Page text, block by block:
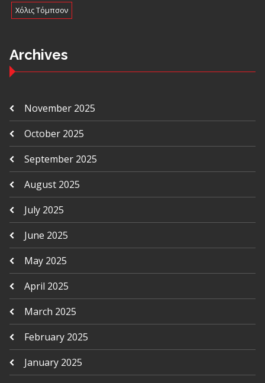
Χόλις Τόμπσον
Archives
November 2025
October 2025
September 2025
August 2025
July 2025
June 2025
May 2025
April 2025
March 2025
February 2025
January 2025